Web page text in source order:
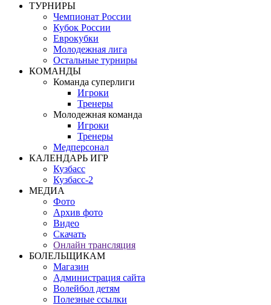
ТУРНИРЫ
Чемпионат России
Кубок России
Еврокубки
Молодежная лига
Остальные турниры
КОМАНДЫ
Команда суперлиги
Игроки
Тренеры
Молодежная команда
Игроки
Тренеры
Медперсонал
КАЛЕНДАРЬ ИГР
Кузбасс
Кузбасс-2
МЕДИА
Фото
Архив фото
Видео
Скачать
Онлайн трансляция
БОЛЕЛЬЩИКАМ
Магазин
Администрация сайта
Волейбол детям
Полезные ссылки